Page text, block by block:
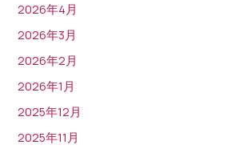
の
処
方
と
は？
2026年4月
2026年3月
2026年2月
2026年1月
2025年12月
2025年11月